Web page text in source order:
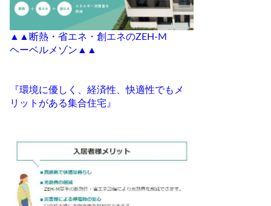
▲▲断熱・省エネ・創エネのZEH-M
ヘーベルメゾン▲▲
『環境に優しく、経済性、快適性でもメ
リットがある集合住宅』